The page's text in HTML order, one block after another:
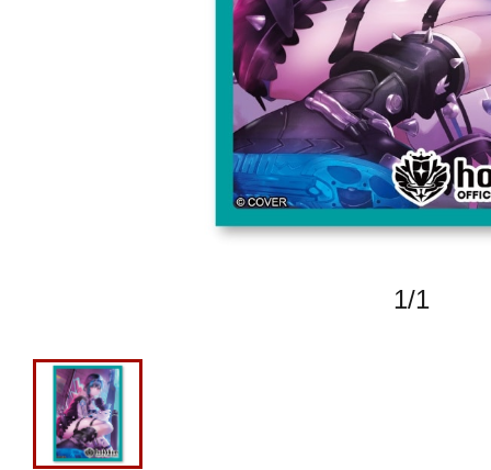
1/1